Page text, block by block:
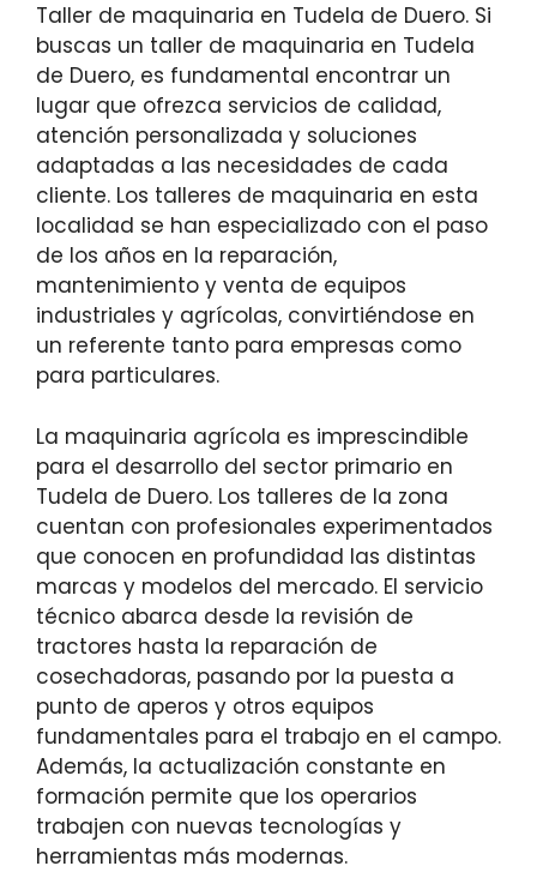
Taller de maquinaria en Tudela de Duero. Si
buscas un taller de maquinaria en Tudela
de Duero, es fundamental encontrar un
lugar que ofrezca servicios de calidad,
atención personalizada y soluciones
adaptadas a las necesidades de cada
cliente. Los talleres de maquinaria en esta
localidad se han especializado con el paso
de los años en la reparación,
mantenimiento y venta de equipos
industriales y agrícolas, convirtiéndose en
un referente tanto para empresas como
para particulares.
La maquinaria agrícola es imprescindible
para el desarrollo del sector primario en
Tudela de Duero. Los talleres de la zona
cuentan con profesionales experimentados
que conocen en profundidad las distintas
marcas y modelos del mercado. El servicio
técnico abarca desde la revisión de
tractores hasta la reparación de
cosechadoras, pasando por la puesta a
punto de aperos y otros equipos
fundamentales para el trabajo en el campo.
Además, la actualización constante en
formación permite que los operarios
trabajen con nuevas tecnologías y
herramientas más modernas.